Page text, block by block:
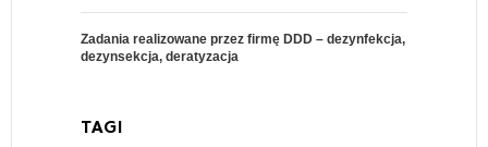
Zadania realizowane przez firmę DDD – dezynfekcja,
dezynsekcja, deratyzacja
TAGI